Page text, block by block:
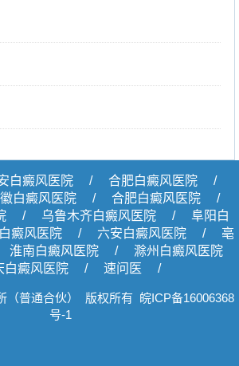
白癜风医院 / 合肥白癜风医院
/
白癜风医院 / 合肥白癜风医院
/
/ 乌鲁木齐白癜风医院 /
阜阳白
癜风医院 / 六安白癜风医院 /
亳
淮南白癜风医院 /
滁州白癜风医院
白癜风医院 / 速问医 /
（普通合伙） 版权所有 皖ICP备16006368
号-1